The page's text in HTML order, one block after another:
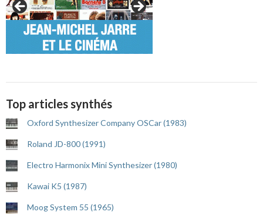
Top articles synthés
Oxford Synthesizer Company OSCar (1983)
Roland JD-800 (1991)
Electro Harmonix Mini Synthesizer (1980)
Kawai K5 (1987)
Moog System 55 (1965)